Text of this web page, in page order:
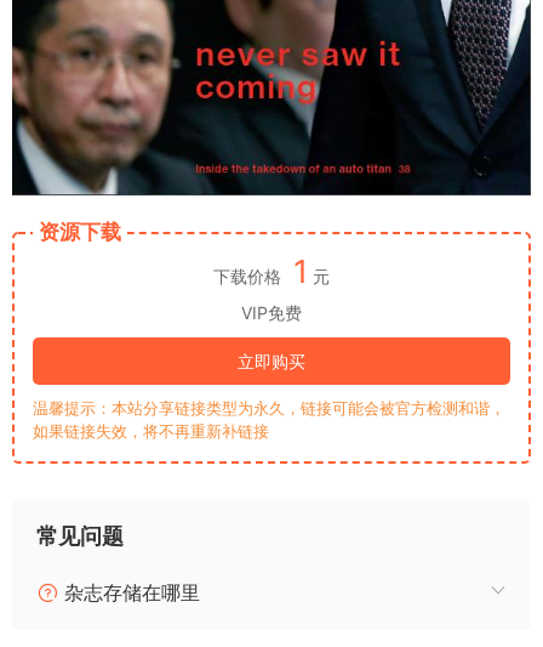
资源下载
下载价格 1 元
VIP免费
立即购买
温馨提示：本站分享链接类型为永久，链接可能会被官方检测和谐，
如果链接失效，将不再重新补链接
常见问题
杂志存储在哪里